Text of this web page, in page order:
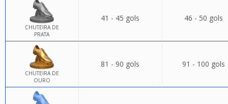
CHUTEIRA DE
PRATA
41 - 45 gols 46 - 50 gols
CHUTEIRA DE
OURO
81 - 90 gols 91 - 100 gols